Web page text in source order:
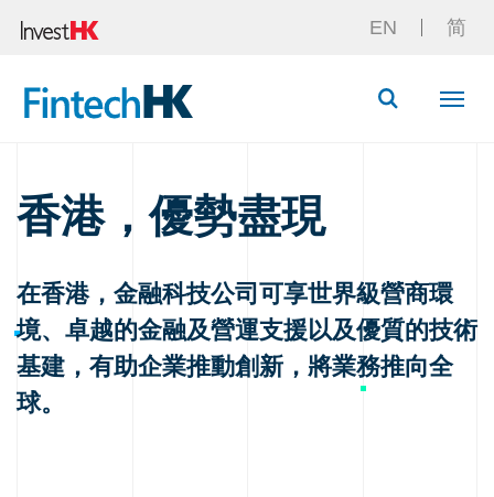
EN 简
Button
香港，優勢盡現
在香港，金融科技公司可享世界級營商環
境、卓越的金融及營運支援以及優質的技術
基建，有助企業推動創新，將業務推向全
球。